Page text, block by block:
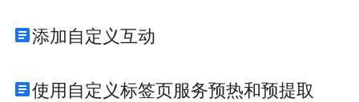
article添加自定义互动
article使用自定义标签页服务预热和预提取